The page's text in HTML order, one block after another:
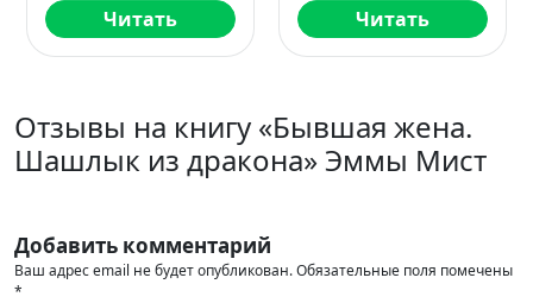
Читать Читать
Отзывы на книгу «Бывшая жена.
Шашлык из дракона» Эммы Мист
Добавить комментарий
Ваш адрес email не будет опубликован.Обязательные поля помечены
*